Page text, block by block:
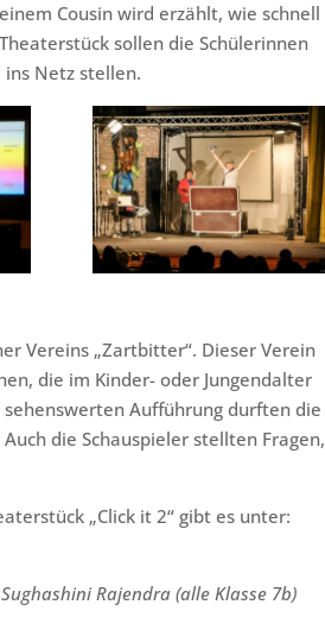
Cousin wird erzählt, wie schnell
sollen die Schülerinnen
Netz stellen.
Vereins „Zartbitter“. Dieser Verein
die im Kinder- oder Jungendalter
Aufführung durften die
die Schauspieler stellten Fragen,
„Click it 2“ gibt es unter:
Rajendra (alle Klasse 7b)